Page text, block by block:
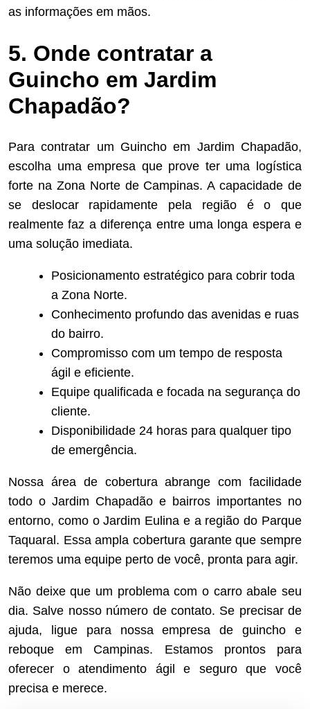
as informações em mãos.
5. Onde contratar a
Guincho em Jardim
Chapadão?
Para contratar um Guincho em Jardim Chapadão,
escolha uma empresa que prove ter uma logística
forte na Zona Norte de Campinas. A capacidade de
se deslocar rapidamente pela região é o que
realmente faz a diferença entre uma longa espera e
uma solução imediata.
Posicionamento estratégico para cobrir toda
a Zona Norte.
Conhecimento profundo das avenidas e ruas
do bairro.
Compromisso com um tempo de resposta
ágil e eficiente.
Equipe qualificada e focada na segurança do
cliente.
Disponibilidade 24 horas para qualquer tipo
de emergência.
Nossa área de cobertura abrange com facilidade
todo o Jardim Chapadão e bairros importantes no
entorno, como o Jardim Eulina e a região do Parque
Taquaral. Essa ampla cobertura garante que sempre
teremos uma equipe perto de você, pronta para agir.
Não deixe que um problema com o carro abale seu
dia. Salve nosso número de contato. Se precisar de
ajuda, ligue para nossa empresa de guincho e
reboque em Campinas. Estamos prontos para
oferecer o atendimento ágil e seguro que você
precisa e merece.